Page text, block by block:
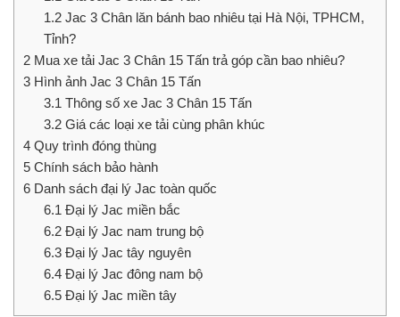
1.2Jac 3 Chân lăn bánh bao nhiêu tại Hà Nội, TPHCM,
Tỉnh?
2 Mua xe tải Jac 3 Chân 15 Tấn trả góp cần bao nhiêu?
3 Hình ảnh Jac 3 Chân 15 Tấn
3.1 Thông số xe Jac 3 Chân 15 Tấn
3.2Giá các loại xe tải cùng phân khúc
4 Quy trình đóng thùng
5 Chính sách bảo hành
6 Danh sách đại lý Jac toàn quốc
6.1 Đại lý Jac miền bắc
6.2Đại lý Jac nam trung bộ
6.3Đại lý Jac tây nguyên
6.4Đại lý Jac đông nam bộ
6.5Đại lý Jac miền tây